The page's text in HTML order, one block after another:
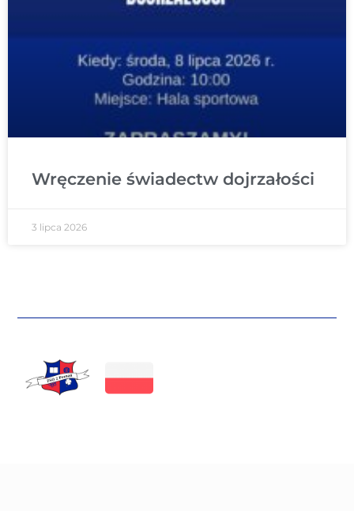
Wręczenie świadectw dojrzałości
3 lipca 2026